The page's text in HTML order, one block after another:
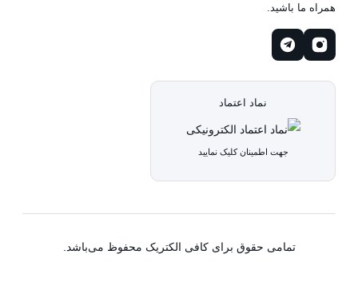
همراه ما باشید.
نماد اعتماد
جهت اطمینان کلیک نمایید
تمامی حقوق برای کافی الکتریک محفوظ می‌باشد.